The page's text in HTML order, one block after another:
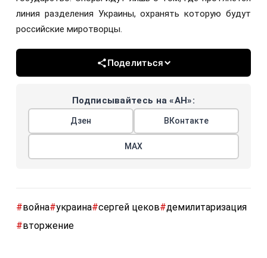
линия разделения Украины, охранять которую будут
российские миротворцы.
Поделиться
Подписывайтесь на «АН»:
Дзен ВКонтакте
МАХ
#война#украина#сергей цеков#демилитаризация
#вторжение